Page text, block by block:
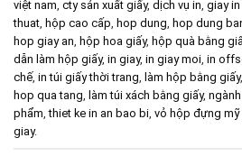
việt nam, cty sản xuất giấy, dịch vụ in, giay
thuat, hộp cao cấp, hop dung, hop dung
hop giay an, hộp hoa giấy, hộp quà bằng
dẫn làm hộp giấy, in giay, in giay moi, in
chế, in túi giấy thời trang, làm hộp bằng giấy,
hop qua tang, làm túi xách bằng giấy,
phẩm,thiet ke in an bao bi, vỏ hộp đựng mỹ
giay.